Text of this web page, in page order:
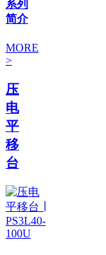
系列
简介
MORE
>
压
电
平
移
台